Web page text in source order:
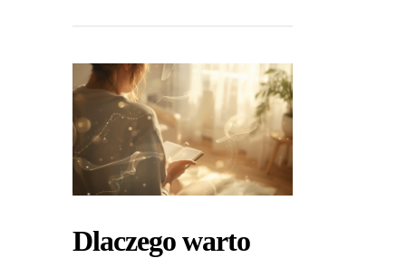
Dlaczego warto